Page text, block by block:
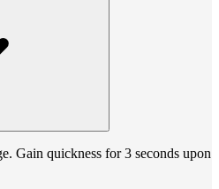
Gain quickness for 3 seconds upon